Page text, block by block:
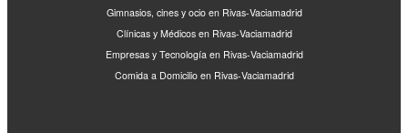
Gimnasios, cines y ocio en Rivas-Vaciamadrid
Clínicas y Médicos en Rivas-Vaciamadrid
Empresas y Tecnología en Rivas-Vaciamadrid
Comida a Domicilio en Rivas-Vaciamadrid